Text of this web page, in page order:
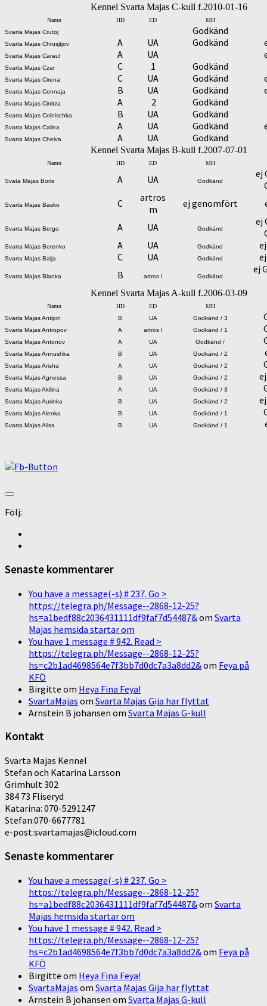
Kennel Svarta Majas C-kull f.2010-01-16
Namn HD ED
MH
Svarta Majas Crutoj
Godkänd
Svarta Majas Chrusjtjov A UA Godkänd
Svarta Majas Caraul A UA
Svarta Majas Czar C 1 Godkänd
Svarta Majas Cirena C UA Godkänd
Svarta Majas Cennaja B UA Godkänd
Svarta Majas Cinitza A 2 Godkänd
Svarta Majas Colnischka B UA Godkänd
Svarta Majas Calina A UA Godkänd
Svarta Majas Chelva A UA Godkänd
Kennel Svarta Majas B-kull f.2007-07-01
Namn HD ED MH
Svata Majas Boris A UA Godkänd
ej
Svarta Majas Basko C
artros
m
ej genomfört
Svarta Majas Bergo A UA Godkänd
ej
Svarta Majas Borenko A UA Godkänd
Svarta Majas Balja C UA Godkänd
Svarta Majas Blanka B artros l Godkänd
ej
Kennel Svarta Majas A-kull f.2006-03-09
Namn HD ED
MH
Svarta Majas Antipin
B UA Godkänd / 3
Svarta Majas Antropov A artros l Godkänd / 1
Svarta Majas Antonov A UA Godkänd /
Svarta Majas Annushka B UA Godkänd / 2
Svarta Majas Arisha A UA Godkänd / 2
Svarta Majas Agnessa B UA Godkänd / 2
Svarta Majas Akilina A UA Godkänd / 3
Svarta Majas Aurinka B UA Godkänd / 2
Svarta Majas Alenka B UA Godkänd / 1
Svarta Majas Alisa B UA Godkänd / 1
Följ:
Senaste kommentarer
You have a message(-s) # 237. Go >
https://telegra.ph/Message--2868-12-25?
hs=a1bedf88c2036431111df9faf7d54487&om Svarta
Majas hemsida startar om
You have 1 message # 942. Read >
https://telegra.ph/Message--2868-12-25?
hs=c2b1ad4698564e7f3bb7d0dc7a3a8dd2&om Feya på
KFÖ
Birgitte om Heya Fina Feya!
SvartaMajas om Svarta Majas Gija har flyttat
Arnstein B johansen om Svarta Majas G-kull
Kontakt
Svarta Majas Kennel
Stefan och Katarina Larsson
Grimhult 302
384 73 Fliseryd
Katarina: 070-5291247
Stefan:070-6677781
e-post:svartamajas@icloud.com
Senaste kommentarer
You have a message(-s) # 237. Go >
https://telegra.ph/Message--2868-12-25?
hs=a1bedf88c2036431111df9faf7d54487&om Svarta
Majas hemsida startar om
You have 1 message # 942. Read >
https://telegra.ph/Message--2868-12-25?
hs=c2b1ad4698564e7f3bb7d0dc7a3a8dd2&om Feya på
KFÖ
Birgitte om Heya Fina Feya!
SvartaMajas om Svarta Majas Gija har flyttat
Arnstein B johansen om Svarta Majas G-kull